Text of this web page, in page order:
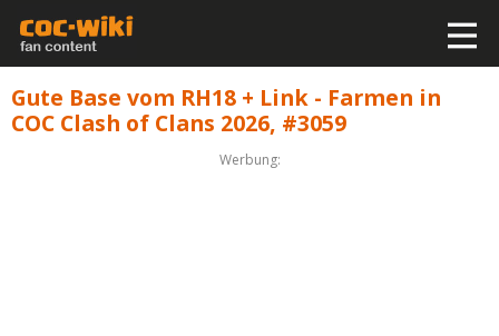
Gute Base vom RH18 + Link - Farmen in
COC Clash of Clans 2026, #3059
Werbung: